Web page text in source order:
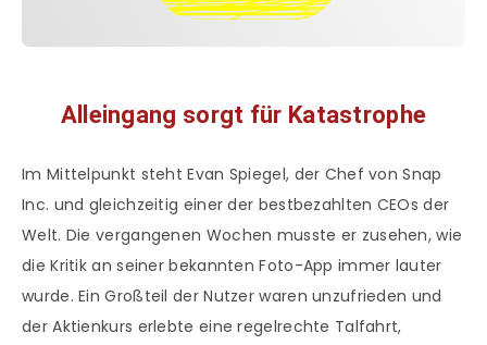
Alleingang sorgt für Katastrophe
Im Mittelpunkt steht Evan Spiegel, der Chef von Snap
Inc. und gleichzeitig einer der bestbezahlten CEOs der
Welt. Die vergangenen Wochen musste er zusehen, wie
die Kritik an seiner bekannten Foto-App immer lauter
wurde. Ein Großteil der Nutzer waren unzufrieden und
der Aktienkurs erlebte eine regelrechte Talfahrt,